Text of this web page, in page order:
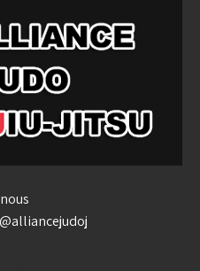
Jiu-jitsu